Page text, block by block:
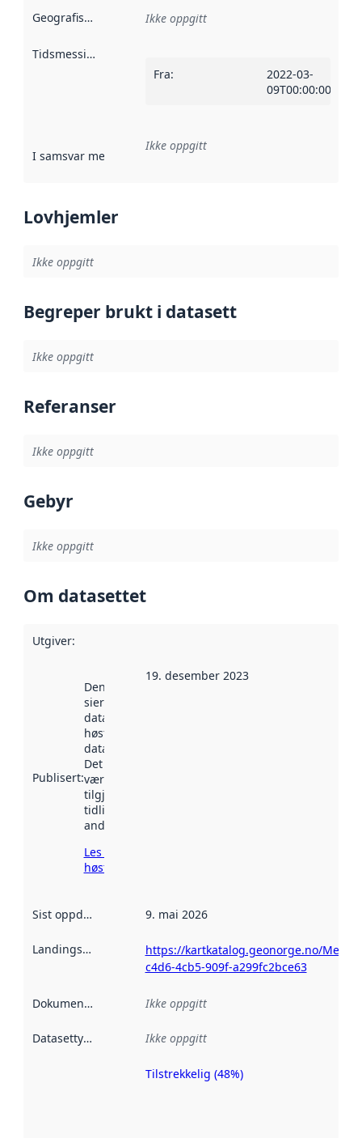
Geografisk avgrensning :
Ikke oppgitt
Tidsmessig avgrensning
Fra:
2022-03-
09T00:00:00Z
I samsvar med Referanse til en implementasjonsregel
Ikke oppgitt
Lovhjemler
Ikke oppgitt
Begreper brukt i datasett
Ikke oppgitt
Referanser
Ikke oppgitt
Gebyr
Ikke oppgitt
Om datasettet
Utgiver:
Publisert:
Denne datoen
sier når
datasettet ble
høstet av
data.norge.no.
Det kan ha
vært
tilgjengelig
tidligere
andre steder.
Les mer om
høsting her
19. desember 2023
Sist oppdatert 9. mai 2026
Landingsside
https://kartkatalog.geonorge.no/
c4d6-4cb5-909f-a299fc2bce63
Dokumentasjon Ikke oppgitt
Datasettype Ikke oppgitt
Metadatakvalitet
Tilstrekkelig (48%)